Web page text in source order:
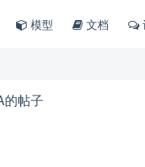
模型 文档
的帖子